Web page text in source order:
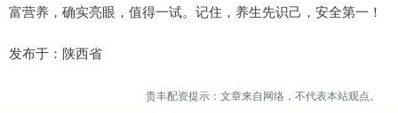
富营养，确实亮眼，值得一试。记住，养生先识己，安全第一！
发布于：陕西省
贵丰配资提示：文章来自网络，不代表本站观点。